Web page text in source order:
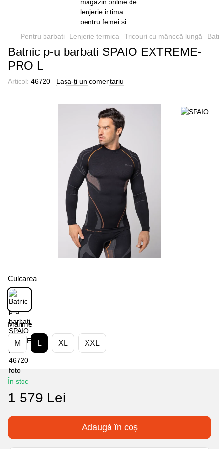
Pentru barbati Lenjerie termica Tricouri cu mânecă lungă
Batnic p-u barbati SPAIO EXTREME-
PRO L
Articol: 46720 Lasa-ți un comentariu
Culoarea
Mărime
M L XL XXL
În stoc
1 579 Lei
Adaugă în coș